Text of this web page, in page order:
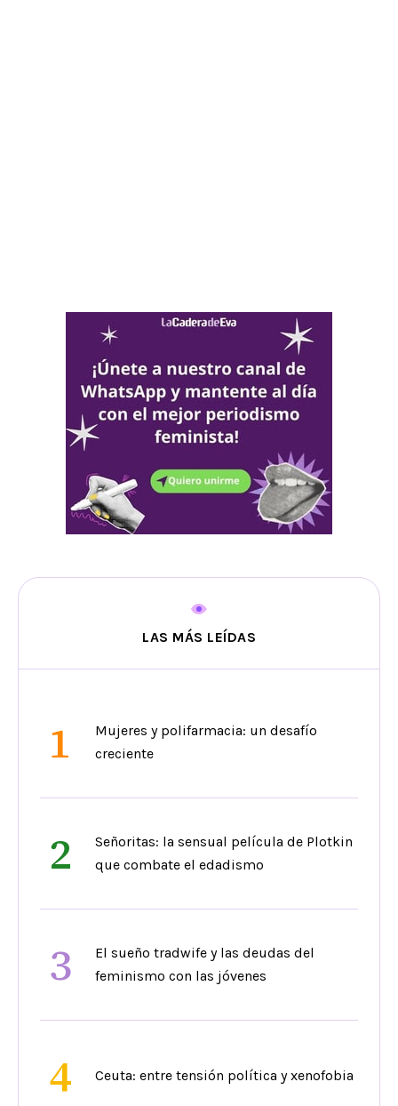
LAS MÁS LEÍDAS
1
Mujeres y polifarmacia: un desafío
creciente
2
Señoritas: la sensual película de Plotkin
que combate el edadismo
3
El sueño tradwife y las deudas del
feminismo con las jóvenes
4 Ceuta: entre tensión política y xenofobia